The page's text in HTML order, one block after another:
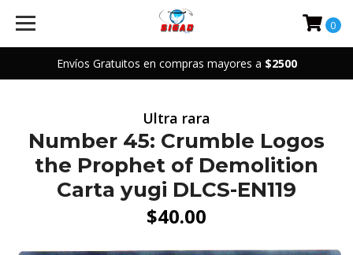
Envíos Gratuitos en compras mayores a $2500
0
Ultra rara
Number 45: Crumble Logos
the Prophet of Demolition
Carta yugi DLCS-EN119
$40.00